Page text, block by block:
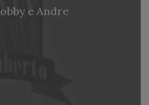
e Andre